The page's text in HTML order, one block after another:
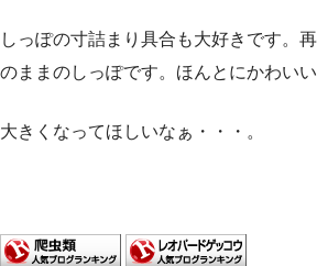
しっぽの寸詰まり具合も大好きです。
のままのしっぽです。ほんとにかわいい
大きくなってほしいなぁ・・・。